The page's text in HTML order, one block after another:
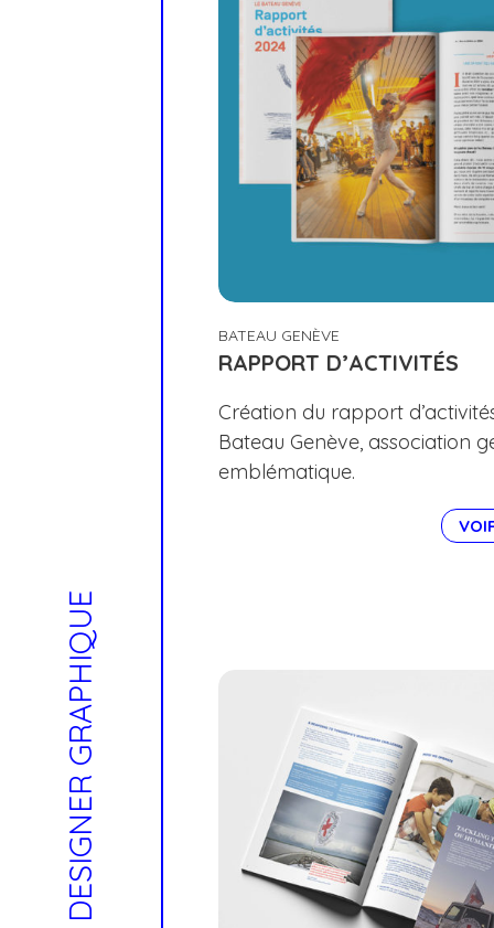
DESIGNER GRAPHIQUE
BATEAU GENÈVE
RAPPORT D’ACTIVITÉS
Création du rapport
Bateau Genève, association
emblématique.